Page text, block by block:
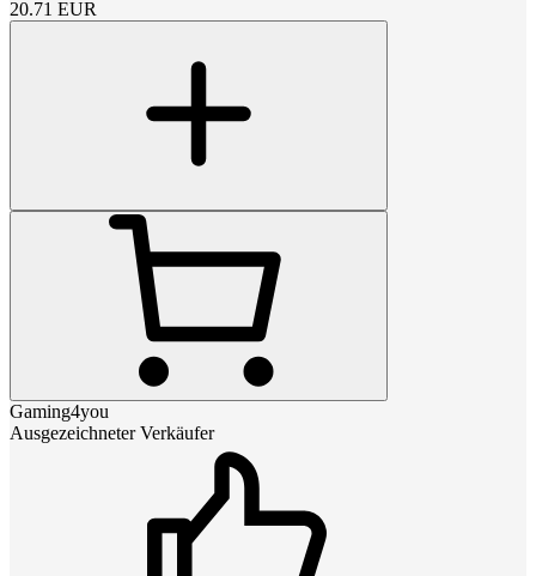
20.71 EUR
Gaming4you
Ausgezeichneter Verkäufer